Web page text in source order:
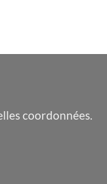
coordonnées.